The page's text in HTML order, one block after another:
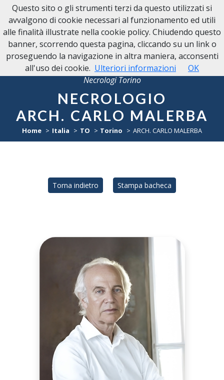
Necrologi Torino
NECROLOGIO
ARCH. CARLO MALERBA
Home Italia TO Torino ARCH. CARLO MALERBA
Torna indietro Stampa bacheca
Questo sito o gli strumenti terzi da questo utilizzati si
avvalgono di cookie necessari al funzionamento ed utili
alle finalità illustrate nella cookie policy. Chiudendo questo
banner, scorrendo questa pagina, cliccando su un link o
proseguendo la navigazione in altra maniera, acconsenti
all'uso dei cookie. Ulteriori informazioni OK